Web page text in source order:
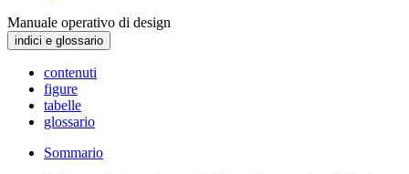
Manuale operativo di design
indici e glossario
contenuti
figure
tabelle
glossario
Sommario